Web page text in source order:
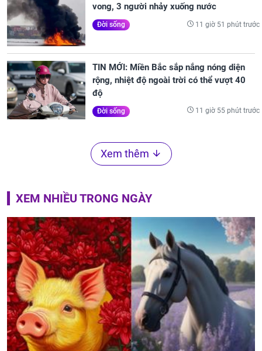
vong, 3 người nhảy xuống nước
Đời sống 11 giờ 51 phút trước
TIN MỚI: Miền Bắc sắp nắng nóng diện
rộng, nhiệt độ ngoài trời có thể vượt 40
độ
Đời sống 11 giờ 55 phút trước
Xem thêm
XEM NHIỀU TRONG NGÀY